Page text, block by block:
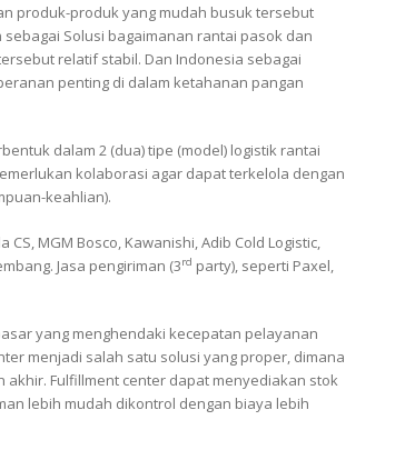
produk-produk yang mudah busuk tersebut
Solusi bagaimanan rantai pasok dan
relatif stabil. Dan Indonesia sebagai
penting di dalam ketahanan pangan
dalam 2 (dua) tipe (model) logistik rantai
kolaborasi agar dapat terkelola dengan
keahlian).
MGM Bosco, Kawanishi, Adib Cold Logistic,
Jasa pengiriman (3rd party), seperti Paxel,
yang menghendaki kecepatan pelayanan
menjadi salah satu solusi yang proper, dimana
Fulfillment center dapat menyediakan stok
lebih mudah dikontrol dengan biaya lebih